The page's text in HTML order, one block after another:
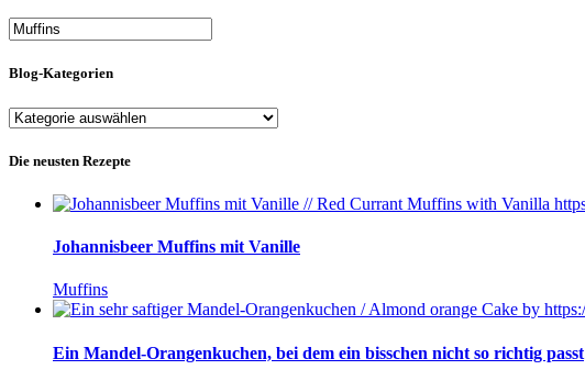
Blog-Kategorien
Blog-
Die neusten Rezepte
Johannisbeer Muffins mit Vanille
Muffins
Ein Mandel-Orangenkuchen, bei dem ein bisschen nicht so richtig passt